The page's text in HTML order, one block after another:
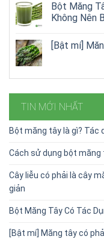
Bột Măng
Không Nên
[Bật mí]
TIN MỚI NHẤT
Bột măng tây là gì? Tác
Cách sử dụng bột
Cây liễu có phải là cây
giản
Bột Măng Tây Có Tác
[Bật mí] Măng tây có